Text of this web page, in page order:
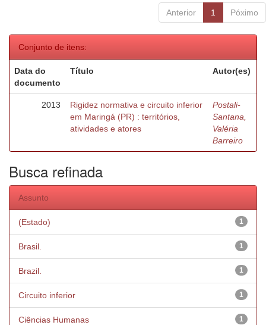
Anterior 1 Póximo
Conjunto de itens:
Data do
documento
Título Autor(es)
2013
Rigidez normativa e circuito inferior
em Maringá (PR) : territórios,
atividades e atores
Postali-
Santana,
Valéria
Barreiro
Busca refinada
Assunto
1
(Estado)
1
Brasil.
1
Brazil.
1
Circuito inferior
1
Ciências Humanas